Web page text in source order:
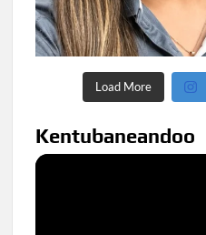
Load More
Kentubaneandoo